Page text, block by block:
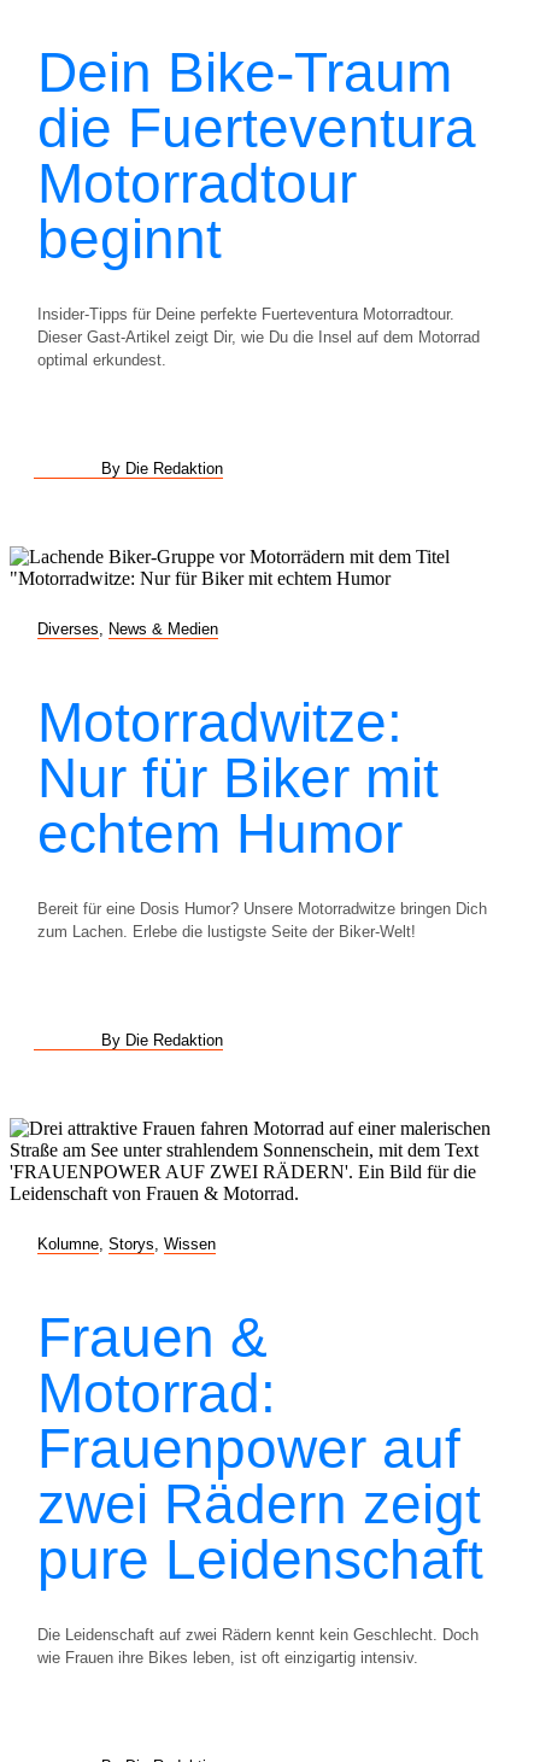
Dein Bike-Traum
die Fuerteventura
Motorradtour
beginnt
Insider-Tipps für Deine perfekte Fuerteventura Motorradtour.
Dieser Gast-Artikel zeigt Dir, wie Du die Insel auf dem Motorrad
optimal erkundest.
By Die Redaktion
Diverses News & Medien
Motorradwitze:
Nur für Biker mit
echtem Humor
Bereit für eine Dosis Humor? Unsere Motorradwitze bringen Dich
zum Lachen. Erlebe die lustigste Seite der Biker-Welt!
By Die Redaktion
Kolumne Storys Wissen
Frauen &
Motorrad:
Frauenpower auf
zwei Rädern zeigt
pure Leidenschaft
Die Leidenschaft auf zwei Rädern kennt kein Geschlecht. Doch
wie Frauen ihre Bikes leben, ist oft einzigartig intensiv.